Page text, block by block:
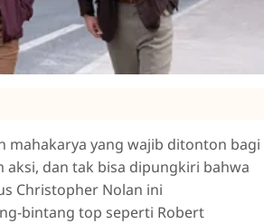
mahakarya yang wajib ditonton bagi
aksi, dan tak bisa dipungkiri bahwa
Christopher Nolan ini
bintang top seperti Robert